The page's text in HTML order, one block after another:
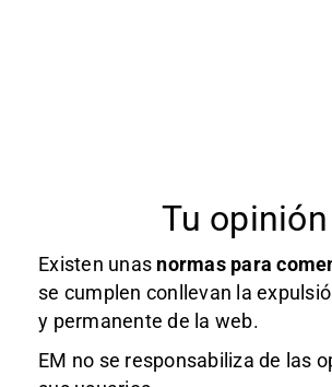
Tu opinión
Existen unas normas para
se cumplen conllevan la
y permanente de la web.
EM no se responsabiliza de las